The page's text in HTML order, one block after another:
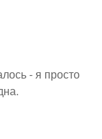
- я просто